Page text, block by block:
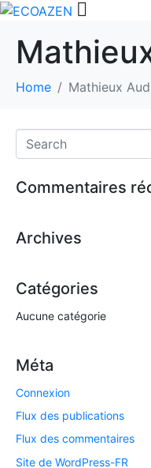
Home Mathieux
Commentaires
Archives
Catégories
Aucune catégorie
Méta
Connexion
Flux des publications
Flux des commentaires
Site de WordPress-FR